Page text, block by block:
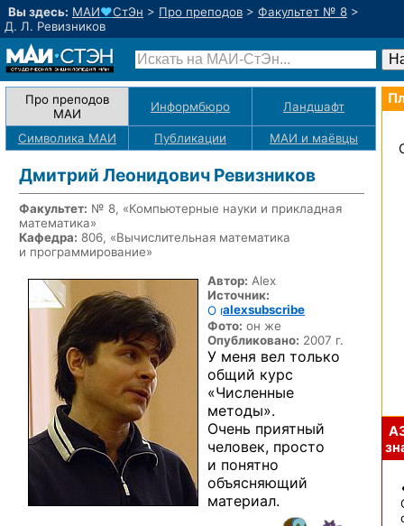
Вы здесь: МАИ♥СтЭн > Про преподов > Факультет № 8 >
Д. Л. Ревизников
Про преподов
МАИ
Информбюро Ландшафт
Символика МАИ Публикации МАИ и маёвцы
Дмитрий Леонидович Ревизников
Факультет: № 8, «Компьютерные науки и прикладная
математика»
Кафедра: 806, «Вычислительная математика
и программирование»
Автор: Alex
Источник:
alexsubscribe
Фото: он же
Опубликовано: 2007 г.
У меня вел только
общий курс
«Численные
методы».
Очень приятный
человек, просто
и понятно
объясняющий
материал.